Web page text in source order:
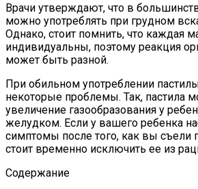
Врачи утверждают, что в
можно употреблять при грудном
Однако, стоит помнить, что каждая
индивидуальны, поэтому реакция
может быть разной.
При обильном употреблении
некоторые проблемы. Так, пастила
увеличение газообразования у
желудком. Если у вашего ребенка
симптомы после того, как вы съели
стоит временно исключить ее из
Содержание